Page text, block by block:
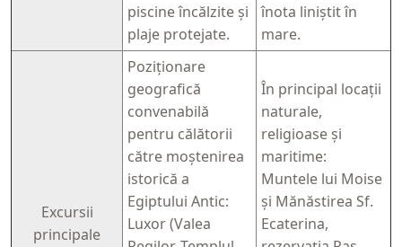
piscine încălzite și
plaje protejate.
înota liniștit în
mare.
Excursii
principale
Poziționare
geografică
convenabilă
pentru călătorii
către moștenirea
istorică a
Egiptului Antic:
Luxor (Valea
În principal locații
naturale,
religioase și
maritime:
Muntele lui Moise
și Mănăstirea Sf.
Ecaterina,